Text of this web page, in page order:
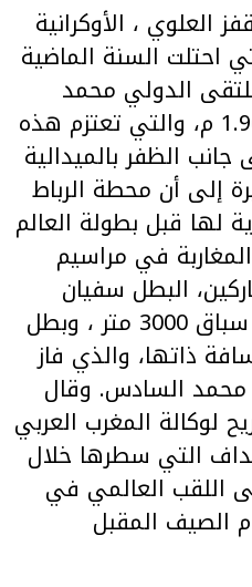
العلوي ، الأوكرانية
احتلت السنة الماضية
الدولي محمد
السادس ، بتحقيق علو 1.96 م، والتي تعتزم هذه
الظفر بالميدالية
إلى أن محطة الرباط
لها قبل بطولة العالم
في مراسيم
البطل سفيان
البقالي بطل العالم في سباق 3000 متر ، وبطل
ذاتها، والذي فاز
محمد السادس. وقال
لوكالة المغرب العربي
التي سطرها خلال
اللقب العالمي في
الصيف المقبل